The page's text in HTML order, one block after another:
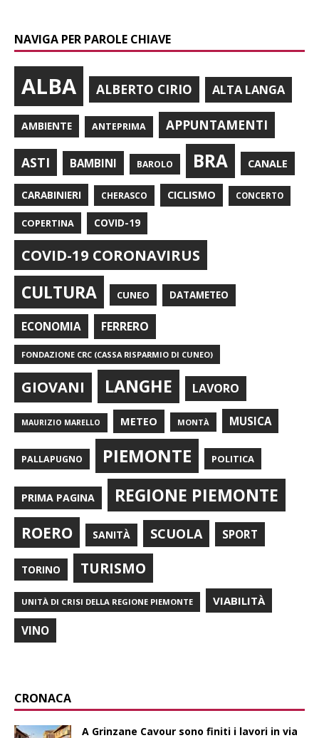
NAVIGA PER PAROLE CHIAVE
ALBA ALBERTO CIRIO ALTA LANGA
AMBIENTE ANTEPRIMA APPUNTAMENTI
ASTI BAMBINI BAROLO BRA CANALE
CARABINIERI CHERASCO CICLISMO CONCERTO
COPERTINA COVID-19
COVID-19 CORONAVIRUS
CULTURA CUNEO DATAMETEO
ECONOMIA FERRERO
FONDAZIONE CRC (CASSA RISPARMIO DI CUNEO)
GIOVANI LANGHE LAVORO
MAURIZIO MARELLO METEO MONTÀ MUSICA
PALLAPUGNO PIEMONTE POLITICA
PRIMA PAGINA REGIONE PIEMONTE
ROERO SANITÀ SCUOLA SPORT
TORINO TURISMO
UNITÀ DI CRISI DELLA REGIONE PIEMONTE VIABILITÀ
VINO
CRONACA
A Grinzane Cavour sono finiti i lavori in via